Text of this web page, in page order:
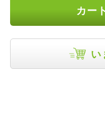
カー
い